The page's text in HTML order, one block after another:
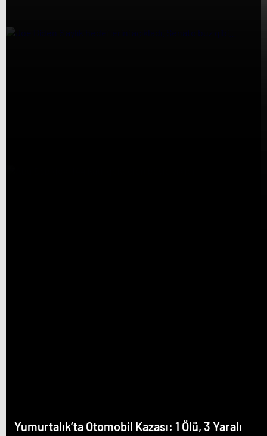
Yumurtalık’ta Otomobil Kazası: 1 Ölü, 3 Yaralı